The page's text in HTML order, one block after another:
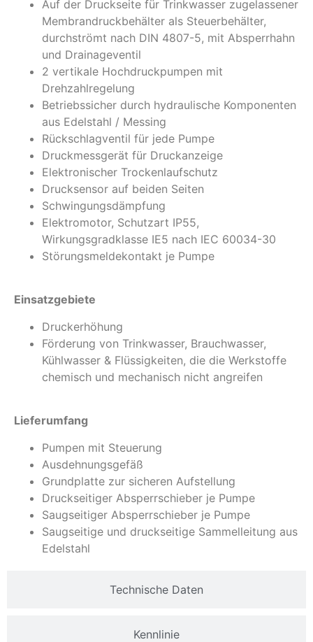
Technische Daten
Kennlinie
Auf der Druckseite für Trinkwasser zugelassener
Membrandruckbehälter als Steuerbehälter,
durchströmt nach DIN 4807-5, mit Absperrhahn
und Drainageventil
2 vertikale Hochdruckpumpen mit
Drehzahlregelung
Betriebssicher durch hydraulische Komponenten
aus Edelstahl / Messing
Rückschlagventil für jede Pumpe
Druckmessgerät für Druckanzeige
Elektronischer Trockenlaufschutz
Drucksensor auf beiden Seiten
Schwingungsdämpfung
Elektromotor, Schutzart IP55,
Wirkungsgradklasse IE5 nach IEC 60034-30
Störungsmeldekontakt je Pumpe
Einsatzgebiete
Druckerhöhung
Förderung von Trinkwasser, Brauchwasser,
Kühlwasser & Flüssigkeiten, die die Werkstoffe
chemisch und mechanisch nicht angreifen
Lieferumfang
Pumpen mit Steuerung
Ausdehnungsgefäß
Grundplatte zur sicheren Aufstellung
Druckseitiger Absperrschieber je Pumpe
Saugseitiger Absperrschieber je Pumpe
Saugseitige und druckseitige Sammelleitung aus
Edelstahl